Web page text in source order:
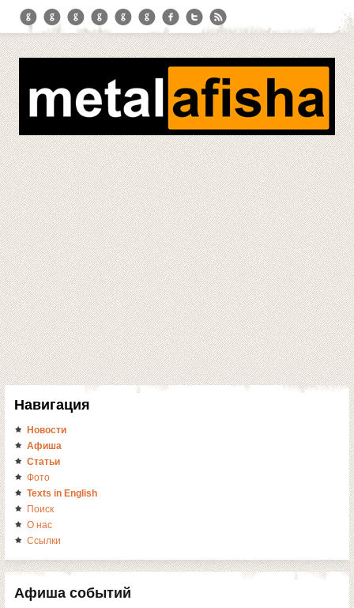
Навигация
Новости
Афиша
Статьи
Фото
Texts in English
Поиск
О нас
Ссылки
Афиша событий